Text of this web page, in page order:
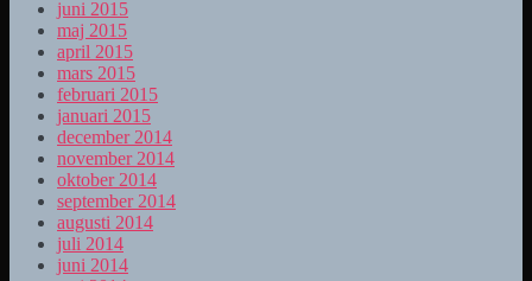
juni 2015
maj 2015
april 2015
mars 2015
februari 2015
januari 2015
december 2014
november 2014
oktober 2014
september 2014
augusti 2014
juli 2014
juni 2014